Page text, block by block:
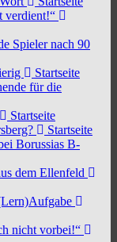
verdient!“
Spieler nach 90
Startseite
für die
Startseite
Startseite
Borussias B-
dem Ellenfeld
nicht vorbei!“